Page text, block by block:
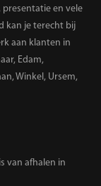
en vele
kan je terecht bij
aan klanten in
Edam,
Winkel, Ursem,
van afhalen in